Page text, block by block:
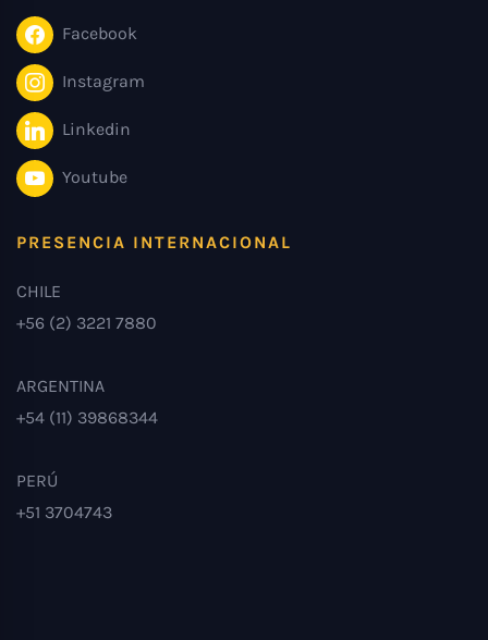
Facebook
Instagram
Linkedin
Youtube
PRESENCIA INTERNACIONAL
CHILE
+56 (2) 3221 7880
ARGENTINA
+54 (11) 39868344
PERÚ
+51 3704743